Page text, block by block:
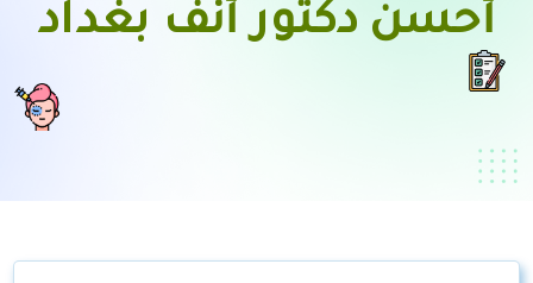
أحسن دكتور أنف بغداد